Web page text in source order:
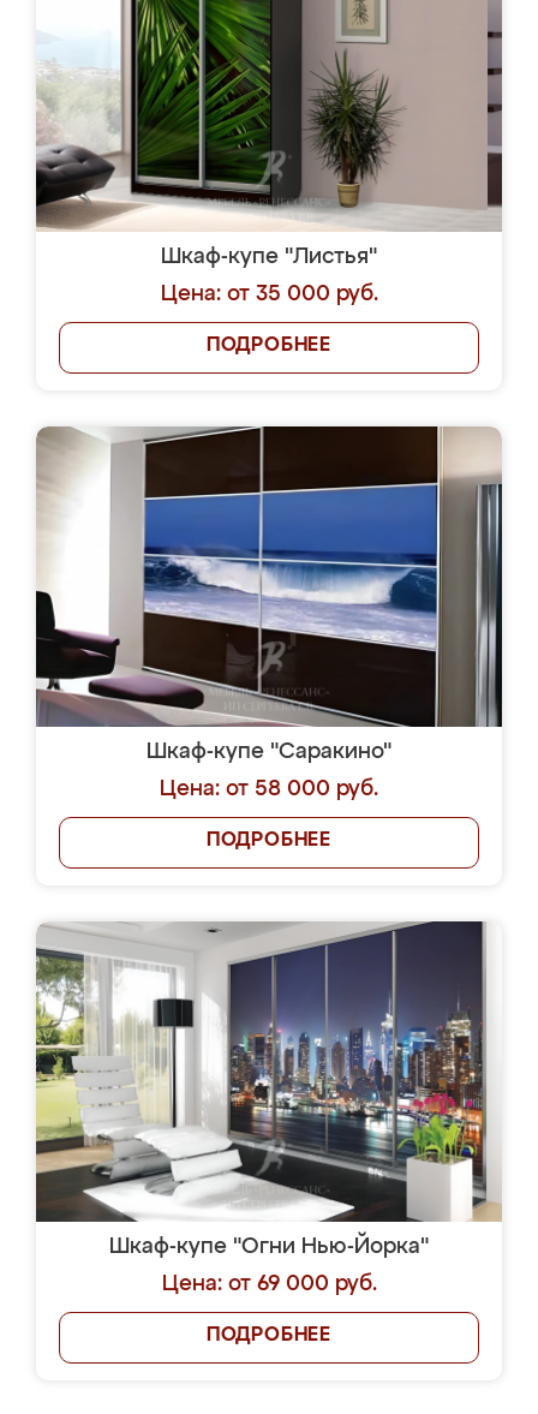
Шкаф-купе "Листья"
Цена: от 35 000 руб.
ПОДРОБНЕЕ
Шкаф-купе "Саракино"
Цена: от 58 000 руб.
ПОДРОБНЕЕ
Шкаф-купе "Огни Нью-Йорка"
Цена: от 69 000 руб.
ПОДРОБНЕЕ